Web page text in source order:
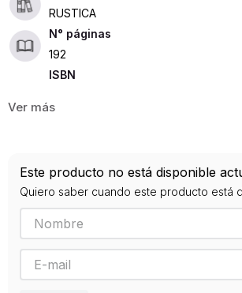
RUSTICA
192
ISBN
Editorial
2019
Este producto no está disponible
Quiero saber cuando este producto está